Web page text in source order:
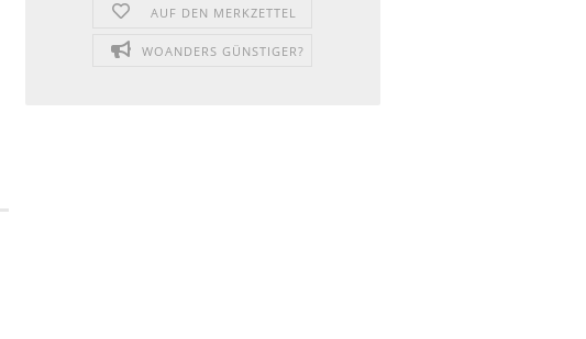
AUF DEN MERKZETTEL
WOANDERS GÜNSTIGER?